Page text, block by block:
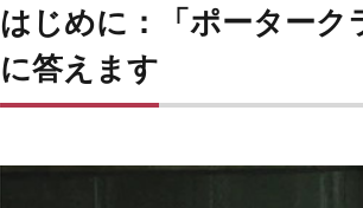
はじめに：「ポーター
に答えます